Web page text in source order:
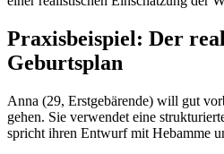
Praxisbeispiel: Der
Geburtsplan
Anna (29, Erstgebärende) will gut
gehen. Sie verwendet eine
spricht ihren Entwurf mit Hebamme